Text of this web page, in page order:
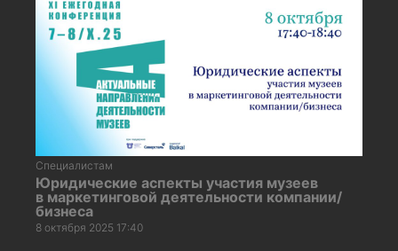
Специалистам
Юридические аспекты участия музеев
в маркетинговой деятельности компании/
бизнеса
8 октября 2025 17:40